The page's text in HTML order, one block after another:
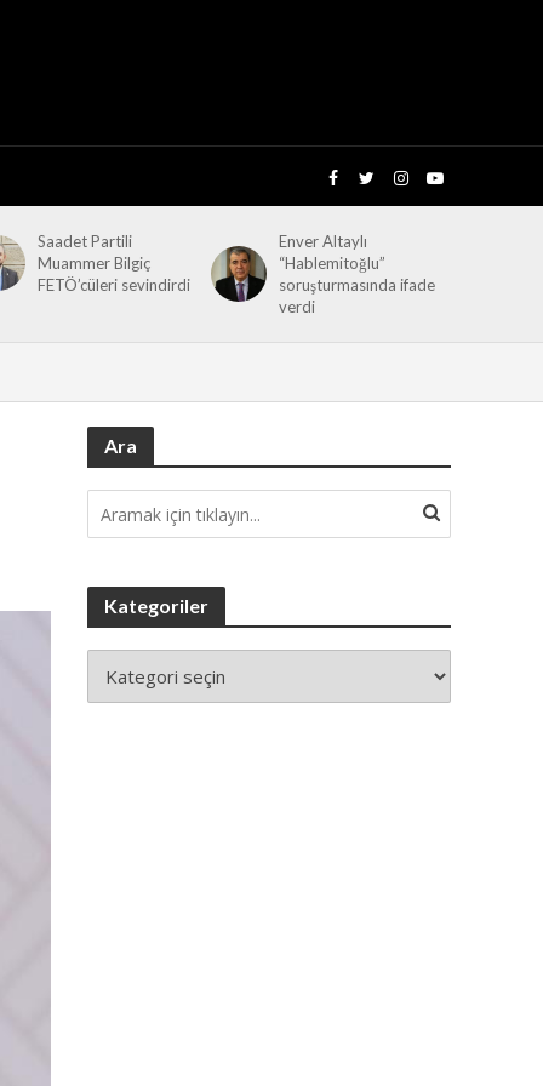
Saadet Partili
Muammer Bilgiç
FETÖ’cüleri sevindirdi
Enver Altaylı
“Hablemitoğlu”
soruşturmasında ifade
verdi
Ara
Kategoriler